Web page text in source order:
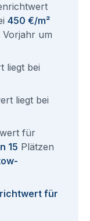
450 €/m²
Vorjahr um
liegt bei
liegt bei
für
15 Plätzen
für